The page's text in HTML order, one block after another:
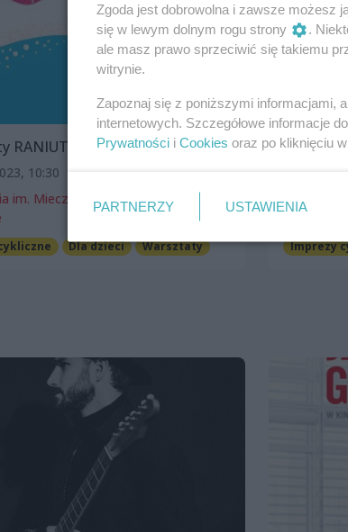
RANIUTTO
10:30
im. Mieczysława Karłowicza w
Dla dzieci Warsztaty Imprezy
Zgoda jest dobrowolna i zawsze możesz
się w lewym dolnym rogu strony
.
ale masz prawo sprzeciwić się takiemu
witrynie.
Zapoznaj się z poniższymi informacjami,
internetowych. Szczegółowe informacje
Prywatności i Cookies oraz po kliknięciu w
PARTNERZY USTAWIENIA